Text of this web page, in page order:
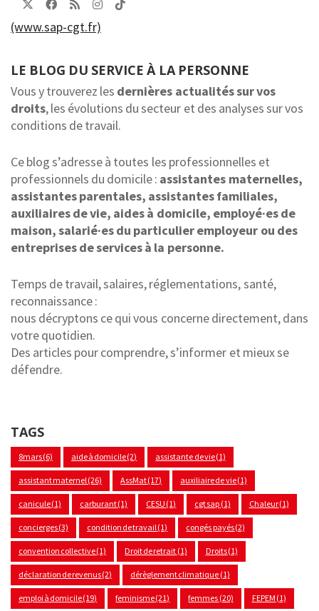
(www.sap-cgt.fr)
LE BLOG DU SERVICE À LA PERSONNE
Vous y trouverez les dernières actualités sur vos
droits, les évolutions du secteur et des analyses sur vos
conditions de travail.
Ce blog s’adresse à toutes les professionnelles et
professionnels du domicile : assistantes maternelles,
assistantes parentales, assistantes familiales,
auxiliaires de vie, aides à domicile, employé·es de
maison, salarié·es du particulier employeur ou des
entreprises de services à la personne.
Temps de travail, salaires, réglementations, santé,
reconnaissance :
nous décryptons ce qui vous concerne directement, dans
votre quotidien.
Des articles pour comprendre, s’informer et mieux se
défendre.
TAGS
8mars(6) aide à domicile(2) assistante de vie(1)
assistant maternel(26) AssMat(17) auxiliaire de vie(1)
canicule(1) carburant(1) CESU (1) cgt sap (1) Chaleur(1)
concierges(3) condition de travail(1) congés payés(2)
convention collective(1) Droit de retrait (1) Droits(1)
déclaration de revenus(2) dérèglement climatique (1)
emploi à domicile(19) feminisme(21) femmes (20) FEPEM (1)